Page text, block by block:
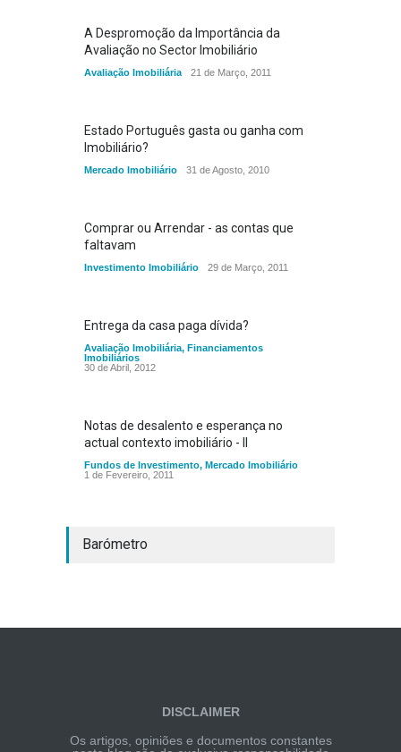
A Despromoção da Importância da
Avaliação no Sector Imobiliário
Avaliação Imobiliária 21 de Março, 2011
Estado Português gasta ou ganha com
Imobiliário?
Mercado Imobiliário 31 de Agosto, 2010
Comprar ou Arrendar - as contas que
faltavam
Investimento Imobiliário 29 de Março, 2011
Entrega da casa paga dívida?
Avaliação Imobiliária, Financiamentos
Imobiliários
30 de Abril, 2012
Notas de desalento e esperança no
actual contexto imobiliário - II
Fundos de Investimento, Mercado Imobiliário
1 de Fevereiro, 2011
Barómetro
DISCLAIMER
Os artigos, opiniões e documentos constantes